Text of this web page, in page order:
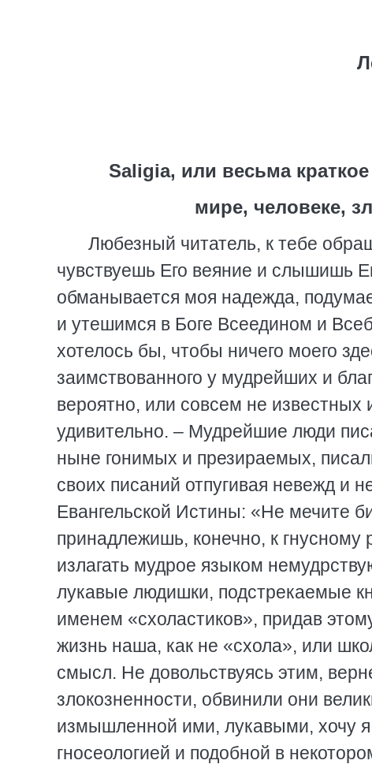
Saligia, или весьма
мире, человеке,
Любезный читатель, к тебе
чувствуешь Его веяние и слышишь
обманывается моя надежда,
и утешимся в Боге Всеедином и
хотелось бы, чтобы ничего моего
заимствованного у мудрейших и
вероятно, или совсем не
удивительно. – Мудрейшие люди
ныне гонимых и презираемых,
своих писаний отпугивая невежд и
Евангельской Истины: «Не мечите
принадлежишь, конечно, к
излагать мудрое языком
лукавые людишки, подстрекаемые
именем «схоластиков», придав
жизнь наша, как не «схола», или
смысл. Не довольствуясь этим,
злокозненности, обвинили они
измышленной ими, лукавыми, хочу
гносеологией и подобной в